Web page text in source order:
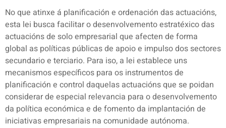
No que atinxe á planificación e ordenación das actuacións,
esta lei busca facilitar o desenvolvemento estratéxico das
actuacións de solo empresarial que afecten de forma
global as políticas públicas de apoio e impulso dos sectores
secundario e terciario. Para iso, a lei establece uns
mecanismos específicos para os instrumentos de
planificación e control daquelas actuacións que se poidan
considerar de especial relevancia para o desenvolvemento
da política económica e de fomento da implantación de
iniciativas empresariais na comunidade autónoma.